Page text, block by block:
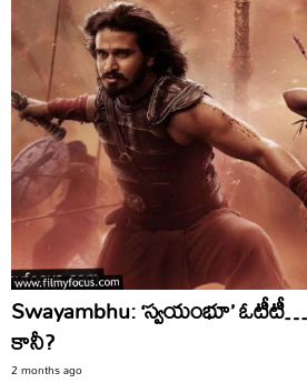
Swayambhu: ‘స్వయంభూ’
కానీ?
2 months ago